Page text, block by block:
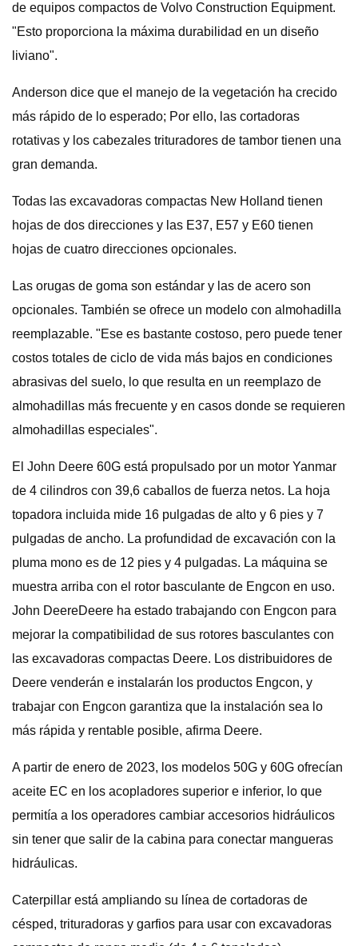
de equipos compactos de Volvo Construction Equipment.
"Esto proporciona la máxima durabilidad en un diseño
liviano".
Anderson dice que el manejo de la vegetación ha crecido
más rápido de lo esperado; Por ello, las cortadoras
rotativas y los cabezales trituradores de tambor tienen una
gran demanda.
Todas las excavadoras compactas New Holland tienen
hojas de dos direcciones y las E37, E57 y E60 tienen
hojas de cuatro direcciones opcionales.
Las orugas de goma son estándar y las de acero son
opcionales. También se ofrece un modelo con almohadilla
reemplazable. "Ese es bastante costoso, pero puede tener
costos totales de ciclo de vida más bajos en condiciones
abrasivas del suelo, lo que resulta en un reemplazo de
almohadillas más frecuente y en casos donde se requieren
almohadillas especiales".
El John Deere 60G está propulsado por un motor Yanmar
de 4 cilindros con 39,6 caballos de fuerza netos. La hoja
topadora incluida mide 16 pulgadas de alto y 6 pies y 7
pulgadas de ancho. La profundidad de excavación con la
pluma mono es de 12 pies y 4 pulgadas. La máquina se
muestra arriba con el rotor basculante de Engcon en uso.
John DeereDeere ha estado trabajando con Engcon para
mejorar la compatibilidad de sus rotores basculantes con
las excavadoras compactas Deere. Los distribuidores de
Deere venderán e instalarán los productos Engcon, y
trabajar con Engcon garantiza que la instalación sea lo
más rápida y rentable posible, afirma Deere.
A partir de enero de 2023, los modelos 50G y 60G ofrecían
aceite EC en los acopladores superior e inferior, lo que
permitía a los operadores cambiar accesorios hidráulicos
sin tener que salir de la cabina para conectar mangueras
hidráulicas.
Caterpillar está ampliando su línea de cortadoras de
césped, trituradoras y garfios para usar con excavadoras